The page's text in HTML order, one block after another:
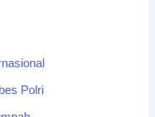
Polri